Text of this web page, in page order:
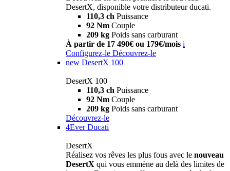
DesertX, disponible votre distributeur ducati.
110,3 ch Puissance
92 Nm Couple
209 kg Poids sans carburant
À partir de 17 490€ ou 179€/mois i
Configurez-le Découvrez-le
new DesertX 100
DesertX 100
110,3 ch Puissance
92 Nm Couple
209 kg Poids sans carburant
Découvrez-le
4Ever Ducati
DesertX
Réalisez vos rêves les plus fous avec le nouveau
DesertX qui vous emmène au delà des limites de